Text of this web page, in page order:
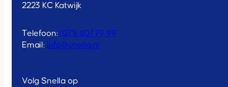
2223 KC Katwijk
Telefoon:(071) 407 79 99
Email: info@snella.nl
Volg Snella op